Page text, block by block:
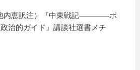
内恵訳注）『中東戦記————ポ
治的ガイド』講談社選書メチ